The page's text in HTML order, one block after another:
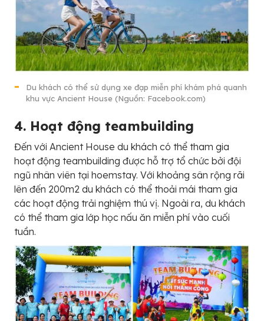
Du khách có thể sử dụng xe đạp miễn phí khám phá quanh
khu vực Ancient House (Nguồn: Facebook.com)
4. Hoạt động teambuilding
Đến với Ancient House du khách có thể tham gia
hoạt động teambuilding được hỗ trợ tổ chức bởi đội
ngũ nhân viên tại hoemstay. Với khoảng sân rộng rãi
lên đến 200m2 du khách có thể thoải mái tham gia
các hoạt động trải nghiệm thú vị. Ngoài ra, du khách
có thể tham gia lớp học nấu ăn miễn phí vào cuối
tuần.